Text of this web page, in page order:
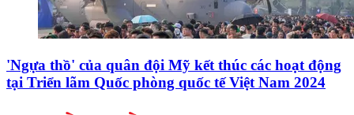
'Ngựa thồ' của quân đội Mỹ kết thúc các hoạt động
tại Triển lãm Quốc phòng quốc tế Việt Nam 2024